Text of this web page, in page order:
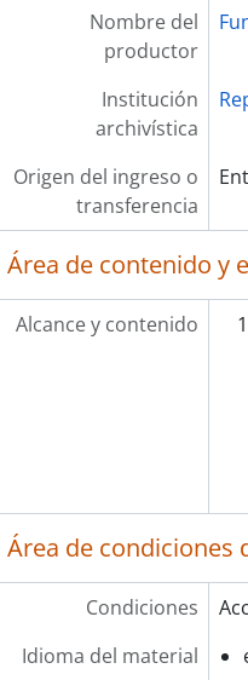
Nombre del
productor
Institución
archivística
Origen del ingreso o
transferencia
Área de contenido y
Alcance y contenido
Área de condiciones
Condiciones
Idioma del material